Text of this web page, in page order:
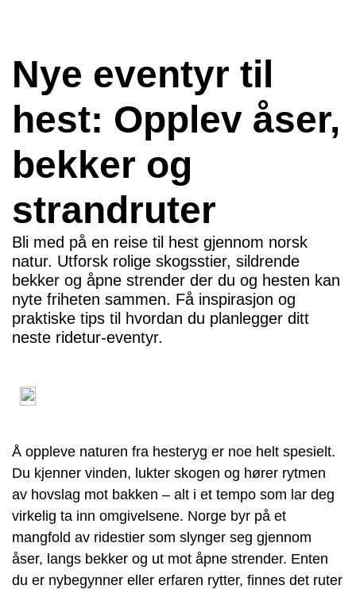
Nye eventyr til
hest: Opplev åser,
bekker og
strandruter
Bli med på en reise til hest gjennom norsk
natur. Utforsk rolige skogsstier, sildrende
bekker og åpne strender der du og hesten kan
nyte friheten sammen. Få inspirasjon og
praktiske tips til hvordan du planlegger ditt
neste ridetur-eventyr.
Å oppleve naturen fra hesteryg er noe helt spesielt.
Du kjenner vinden, lukter skogen og hører rytmen
av hovslag mot bakken – alt i et tempo som lar deg
virkelig ta inn omgivelsene. Norge byr på et
mangfold av ridestier som slynger seg gjennom
åser, langs bekker og ut mot åpne strender. Enten
du er nybegynner eller erfaren rytter, finnes det ruter